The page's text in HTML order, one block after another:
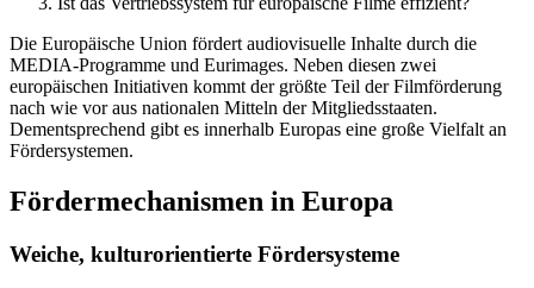
Die Europäische Union fördert audiovisuelle Inhalte durch die
MEDIA-Programme und Eurimages. Neben diesen zwei
europäischen Initiativen kommt der größte Teil der Filmförderung
nach wie vor aus nationalen Mitteln der Mitgliedsstaaten.
Dementsprechend gibt es innerhalb Europas eine große Vielfalt an
Fördersystemen.
Fördermechanismen in Europa
Weiche, kulturorientierte Fördersysteme